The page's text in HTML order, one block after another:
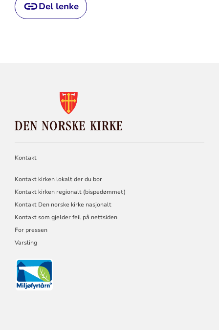
Del lenke
NORSKE
KIRKE
Kontakt
Kontakt kirken lokalt der du bor
Kontakt kirken regionalt (bispedømmet)
Kontakt Den norske kirke nasjonalt
Kontakt som gjelder feil på nettsiden
For pressen
Varsling